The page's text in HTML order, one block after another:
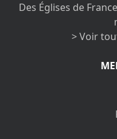
Des Églises de
> Voir